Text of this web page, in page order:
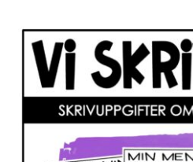
LICENSER
TYPSNITT